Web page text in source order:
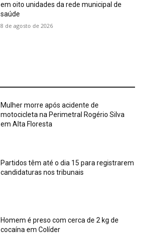
em oito unidades da rede municipal de
saúde
8 de agosto de 2026
Mulher morre após acidente de
motocicleta na Perimetral Rogério Silva
em Alta Floresta
Partidos têm até o dia 15 para registrarem
candidaturas nos tribunais
Homem é preso com cerca de 2 kg de
cocaína em Colíder